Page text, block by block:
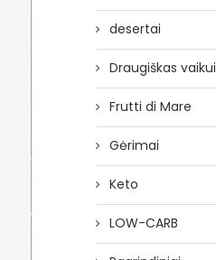
desertai
Draugiškas vaikui
Frutti di Mare
Gėrimai
Keto
LOW-CARB